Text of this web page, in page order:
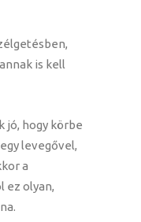
is kell
jó, hogy körbe
levegővel,
a
ez olyan,